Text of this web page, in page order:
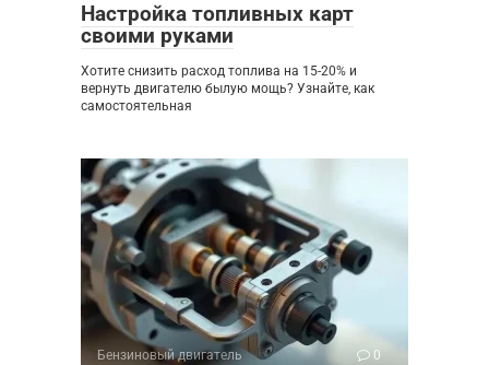
Настройка топливных карт
своими руками
Хотите снизить расход топлива на 15-20% и
вернуть двигателю былую мощь? Узнайте, как
самостоятельная
Бензиновый двигатель 0